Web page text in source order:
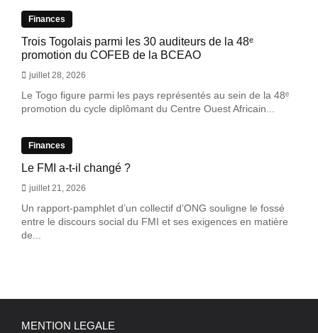
Finances
Trois Togolais parmi les 30 auditeurs de la 48ᵉ
promotion du COFEB de la BCEAO
juillet 28, 2026
Le Togo figure parmi les pays représentés au sein de la 48ᵉ
promotion du cycle diplômant du Centre Ouest Africain...
Finances
Le FMI a-t-il changé ?
juillet 21, 2026
Un rapport-pamphlet d’un collectif d’ONG souligne le fossé
entre le discours social du FMI et ses exigences en matière
de...
MENTION LEGALE